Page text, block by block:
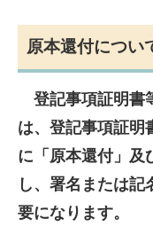
原本還付につ
登記事項証明書
は、登記事項証明
に「原本還付」及
し、署名または
要になります。